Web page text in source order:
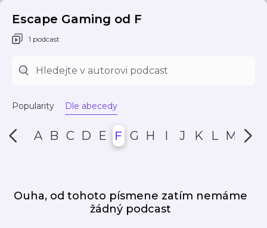
Escape Gaming od F
1 podcast
Popularity Dle abecedy
A B C D E F G H I J K L M N
Ouha, od tohoto písmene zatím nemáme
žádný podcast